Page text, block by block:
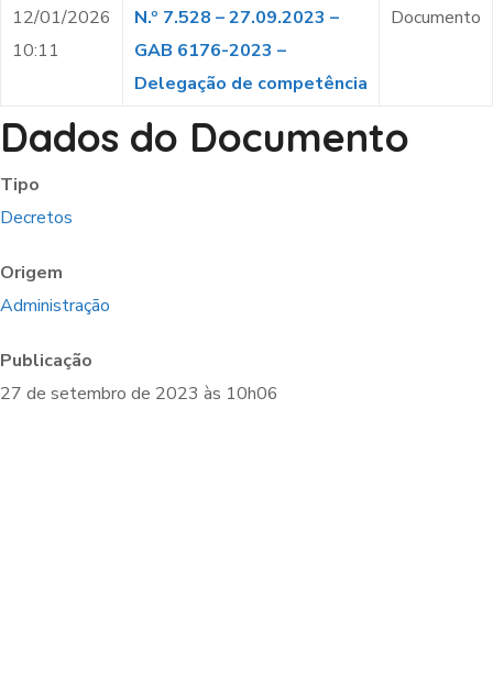
12/01/2026
10:11
N.º 7.528 – 27.09.2023 –
GAB 6176-2023 –
Delegação de competência
Documento
Dados do Documento
Tipo
Decretos
Origem
Administração
Publicação
27 de setembro de 2023 às 10h06